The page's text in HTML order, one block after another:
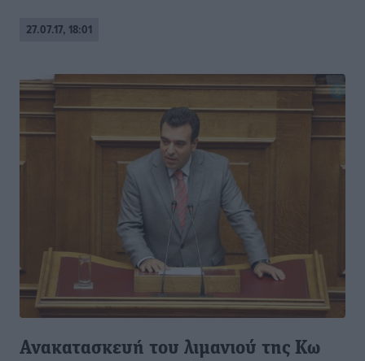
27.07.17, 18:01
Ανακατασκευή του λιμανιού της Κω